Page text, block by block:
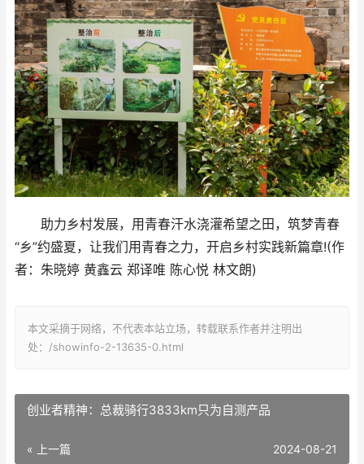
助力乡村发展，用青春汗水浇灌希望之田，筑梦青春
“乡”约盛夏，让我们用青春之力，开启乡村实践新篇章!(作
者：朱晓婷 黄鑫云 郑译唯 陈心悦 林文朗)
本文采摘于网络，不代表本站立场，转载联系作者并注明出
处：/showinfo-2-13635-0.html
创业者精神：总裁骑行3833km只为自测产品
« 上一篇 2024-08-21